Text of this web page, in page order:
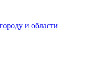
и области